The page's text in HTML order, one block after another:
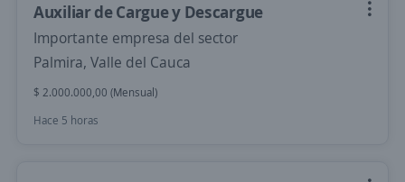
Auxiliar de Cargue y Descargue
Importante empresa del sector
Palmira, Valle del Cauca
$ 2.000.000,00 (Mensual)
Hace 5 horas